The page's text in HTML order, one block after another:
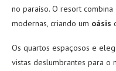
no paraíso. O resort combina
modernas, criando um oásis
Os quartos espaçosos e
vistas deslumbrantes para o